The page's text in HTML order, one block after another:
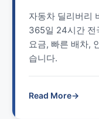
자동차 딜리버리
365일 24시간 전
요금, 빠른 배차,
습니다.
Read More→